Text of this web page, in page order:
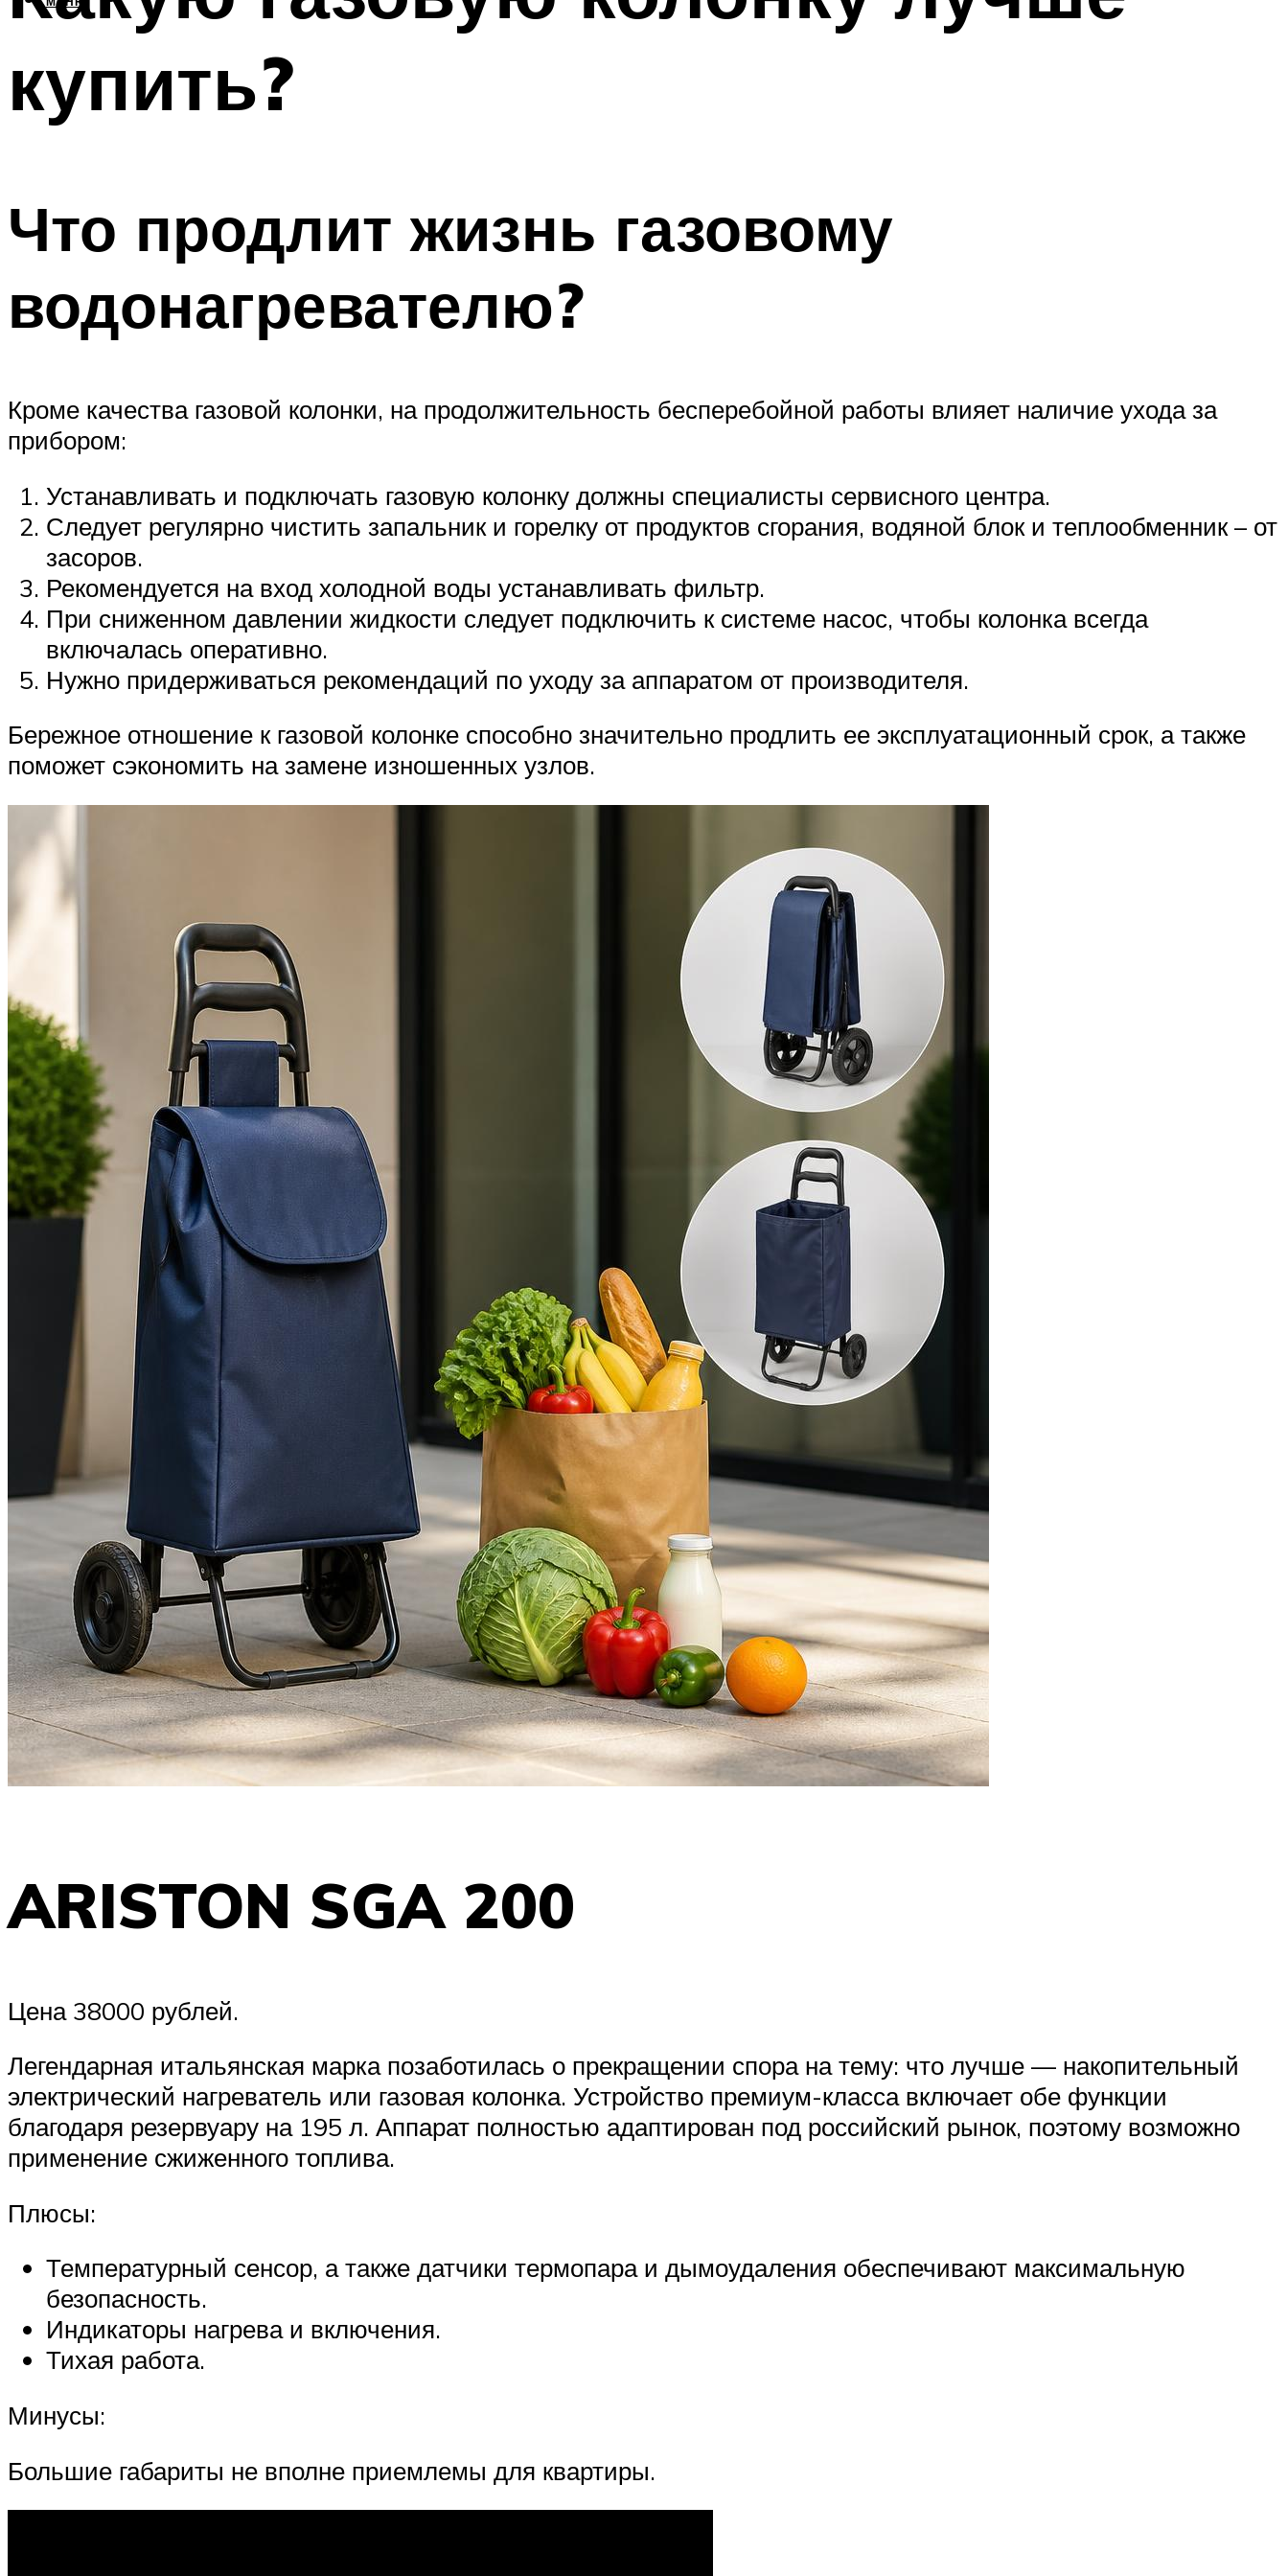
купить?
Что продлит жизнь газовому
водонагревателю?
Кроме качества газовой колонки, на продолжительность бесперебойной работы влияет наличие ухода за
прибором:
Устанавливать и подключать газовую колонку должны специалисты сервисного центра.
Следует регулярно чистить запальник и горелку от продуктов сгорания, водяной блок и теплообменник – от
засоров.
Рекомендуется на вход холодной воды устанавливать фильтр.
При сниженном давлении жидкости следует подключить к системе насос, чтобы колонка всегда
включалась оперативно.
Нужно придерживаться рекомендаций по уходу за аппаратом от производителя.
Бережное отношение к газовой колонке способно значительно продлить ее эксплуатационный срок, а также
поможет сэкономить на замене изношенных узлов.
ARISTON SGA 200
Цена 38000 рублей.
Легендарная итальянская марка позаботилась о прекращении спора на тему: что лучше — накопительный
электрический нагреватель или газовая колонка. Устройство премиум-класса включает обе функции
благодаря резервуару на 195 л. Аппарат полностью адаптирован под российский рынок, поэтому возможно
применение сжиженного топлива.
Плюсы:
Температурный сенсор, а также датчики термопара и дымоудаления обеспечивают максимальную
безопасность.
Индикаторы нагрева и включения.
Тихая работа.
Минусы:
Большие габариты не вполне приемлемы для квартиры.